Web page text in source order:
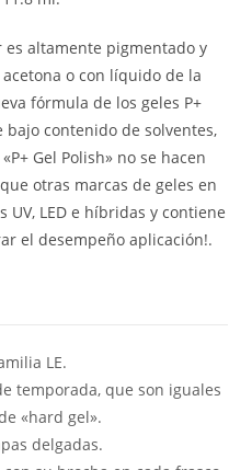
es altamente pigmentado y
o con líquido de la
fórmula de los geles P+
contenido de solventes,
Gel Polish» no se hacen
otras marcas de geles en
LED e híbridas y contiene
el desempeño aplicación!.
LE.
temporada, que son iguales
«hard gel».
delgadas.